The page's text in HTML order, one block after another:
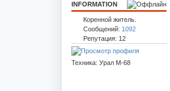
INFORMATION
Коренной житель.
Сообщений: 1092
Репутация: 12
Техника: Урал М-68